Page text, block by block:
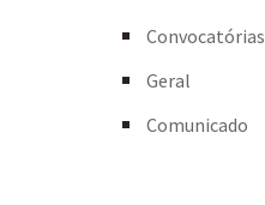
Convocatórias
Geral
Comunicado